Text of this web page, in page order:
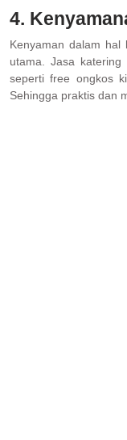
4.
Kenyaman dalam hal
utama. Jasa katering
seperti free ongkos
Sehingga praktis dan